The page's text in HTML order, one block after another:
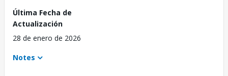
Última Fecha de
Actualización
28 de enero de 2026
Notes